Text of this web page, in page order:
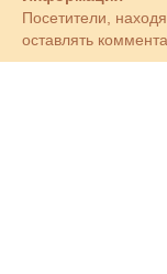
Посетители,
оставлять